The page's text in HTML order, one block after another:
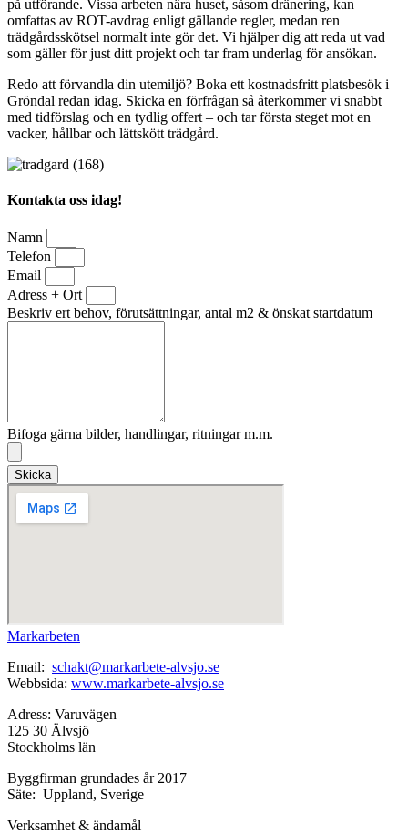
på utförande. Vissa arbeten nära huset, såsom dränering, kan
omfattas av ROT-avdrag enligt gällande regler, medan ren
trädgårdsskötsel normalt inte gör det. Vi hjälper dig att reda ut vad
som gäller för just ditt projekt och tar fram underlag för ansökan.
Redo att förvandla din utemiljö? Boka ett kostnadsfritt platsbesök i
Gröndal redan idag. Skicka en förfrågan så återkommer vi snabbt
med tidförslag och en tydlig offert – och tar första steget mot en
vacker, hållbar och lättskött trädgård.
Kontakta oss idag!
Namn
Telefon
Email
Adress + Ort
Beskriv ert behov, förutsättningar, antal m2 & önskat startdatum
Bifoga gärna bilder, handlingar, ritningar m.m.
Skicka
Markarbeten
Email: schakt@markarbete-alvsjo.se
Webbsida: www.markarbete-alvsjo.se
Adress: Varuvägen
125 30 Älvsjö
Stockholms län
Byggfirman grundades år 2017
Säte: Uppland, Sverige
Verksamhet & ändamål